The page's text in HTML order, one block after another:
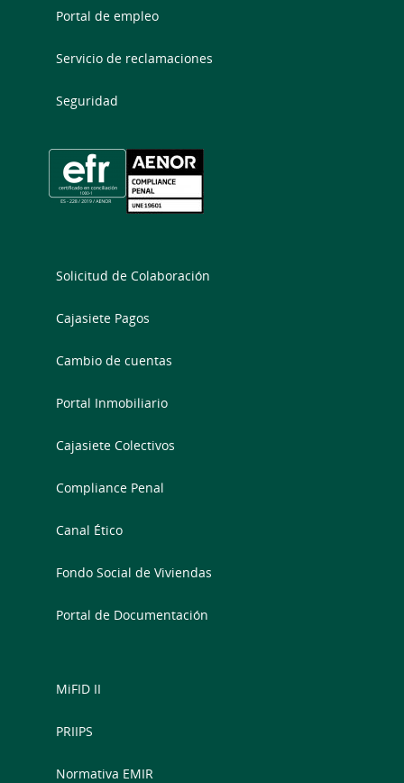
Portal de empleo
Servicio de reclamaciones
Seguridad
Solicitud de Colaboración
Cajasiete Pagos
Cambio de cuentas
Portal Inmobiliario
Cajasiete Colectivos
Compliance Penal
Canal Ético
Fondo Social de Viviendas
Portal de Documentación
MiFID II
PRIIPS
Normativa EMIR